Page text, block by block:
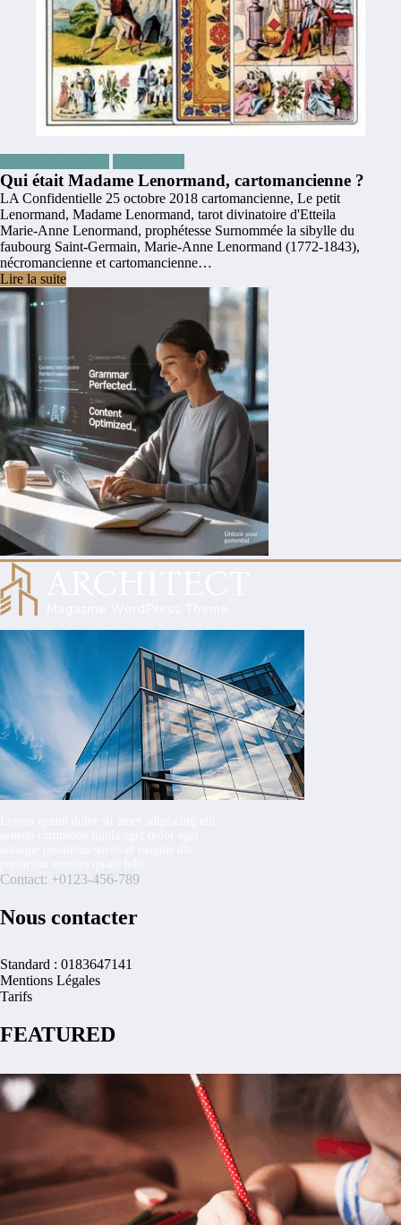
Qui était Madame Lenormand, cartomancienne ?
LA Confidentielle 25 octobre 2018 cartomancienne, Le petit
Lenormand, Madame Lenormand, tarot divinatoire d'Etteila
Marie-Anne Lenormand, prophétesse Surnommée la sibylle du
faubourg Saint-Germain, Marie-Anne Lenormand (1772-1843),
nécromancienne et cartomancienne…
Lire la suite
Contact: +0123-456-789
Nous contacter
Standard : 0183647141
Mentions Légales
Tarifs
FEATURED